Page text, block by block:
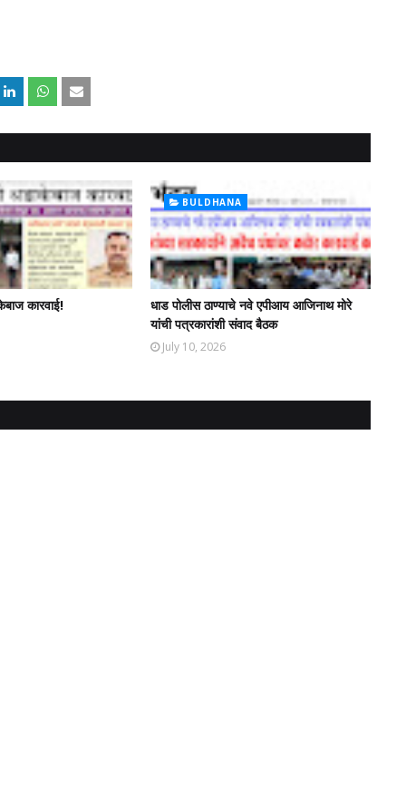
कारवाई!
BULDHANA
धाड पोलीस ठाण्याचे नवे एपीआय आजिनाथ मोरे
यांची पत्रकारांशी संवाद बैठक
July 10, 2026